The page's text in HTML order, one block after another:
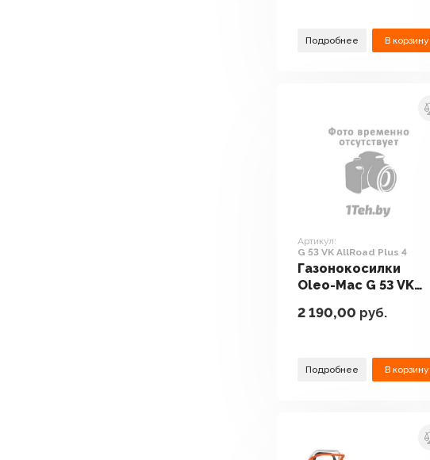
Подробнее В корзину
Артикул:
G 53 VK AllRoad Plus 4
Газонокосилки
Oleo-Mac G 53 VK
2 190,00 руб.
Подробнее В корзину